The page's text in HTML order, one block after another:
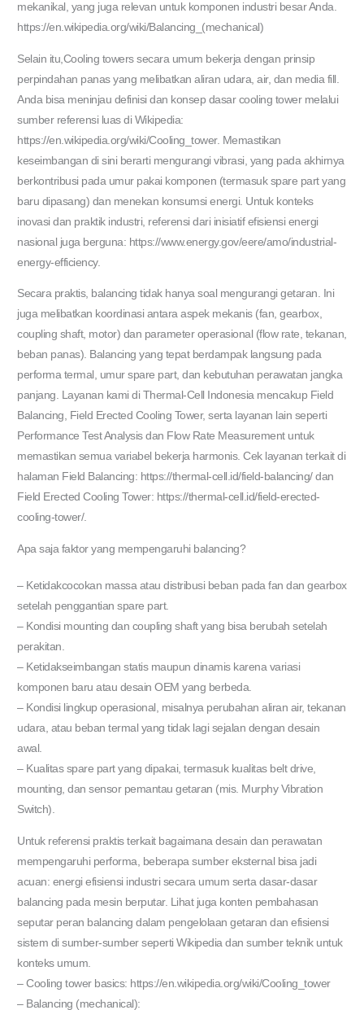
mekanikal, yang juga relevan untuk komponen industri besar Anda.
https://en.wikipedia.org/wiki/Balancing_(mechanical)
Selain itu,Cooling towers secara umum bekerja dengan prinsip
perpindahan panas yang melibatkan aliran udara, air, dan media fill.
Anda bisa meninjau definisi dan konsep dasar cooling tower melalui
sumber referensi luas di Wikipedia:
https://en.wikipedia.org/wiki/Cooling_tower. Memastikan
keseimbangan di sini berarti mengurangi vibrasi, yang pada akhirnya
berkontribusi pada umur pakai komponen (termasuk spare part yang
baru dipasang) dan menekan konsumsi energi. Untuk konteks
inovasi dan praktik industri, referensi dari inisiatif efisiensi energi
nasional juga berguna: https://www.energy.gov/eere/amo/industrial-
energy-efficiency.
Secara praktis, balancing tidak hanya soal mengurangi getaran. Ini
juga melibatkan koordinasi antara aspek mekanis (fan, gearbox,
coupling shaft, motor) dan parameter operasional (flow rate, tekanan,
beban panas). Balancing yang tepat berdampak langsung pada
performa termal, umur spare part, dan kebutuhan perawatan jangka
panjang. Layanan kami di Thermal-Cell Indonesia mencakup Field
Balancing, Field Erected Cooling Tower, serta layanan lain seperti
Performance Test Analysis dan Flow Rate Measurement untuk
memastikan semua variabel bekerja harmonis. Cek layanan terkait di
halaman Field Balancing: https://thermal-cell.id/field-balancing/ dan
Field Erected Cooling Tower: https://thermal-cell.id/field-erected-
cooling-tower/.
Apa saja faktor yang mempengaruhi balancing?
– Ketidakcocokan massa atau distribusi beban pada fan dan gearbox
setelah penggantian spare part.
– Kondisi mounting dan coupling shaft yang bisa berubah setelah
perakitan.
– Ketidakseimbangan statis maupun dinamis karena variasi
komponen baru atau desain OEM yang berbeda.
– Kondisi lingkup operasional, misalnya perubahan aliran air, tekanan
udara, atau beban termal yang tidak lagi sejalan dengan desain
awal.
– Kualitas spare part yang dipakai, termasuk kualitas belt drive,
mounting, dan sensor pemantau getaran (mis. Murphy Vibration
Switch).
Untuk referensi praktis terkait bagaimana desain dan perawatan
mempengaruhi performa, beberapa sumber eksternal bisa jadi
acuan: energi efisiensi industri secara umum serta dasar-dasar
balancing pada mesin berputar. Lihat juga konten pembahasan
seputar peran balancing dalam pengelolaan getaran dan efisiensi
sistem di sumber-sumber seperti Wikipedia dan sumber teknik untuk
konteks umum.
– Cooling tower basics: https://en.wikipedia.org/wiki/Cooling_tower
– Balancing (mechanical):